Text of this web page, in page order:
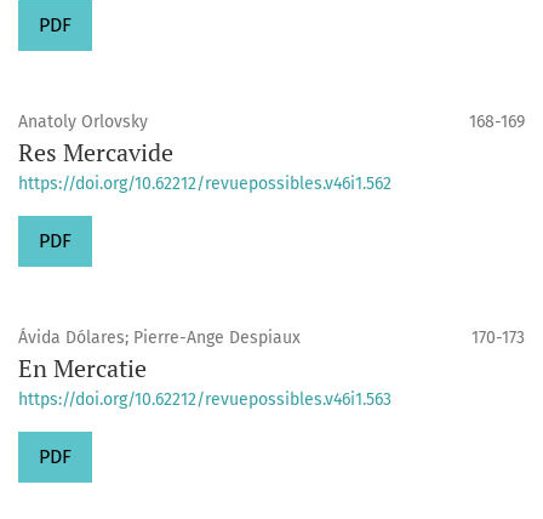
PDF
Anatoly Orlovsky 168-169
Res Mercavide
https://doi.org/10.62212/revuepossibles.v46i1.562
PDF
Ávida Dólares; Pierre-Ange Despiaux 170-173
En Mercatie
https://doi.org/10.62212/revuepossibles.v46i1.563
PDF